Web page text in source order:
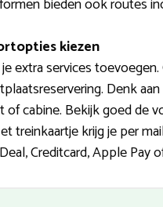
bieden ook routes
kiezen
extra services
Denk
cabine. Bekijk goed de
treinkaartje krijg je per
Creditcard, Apple Pay